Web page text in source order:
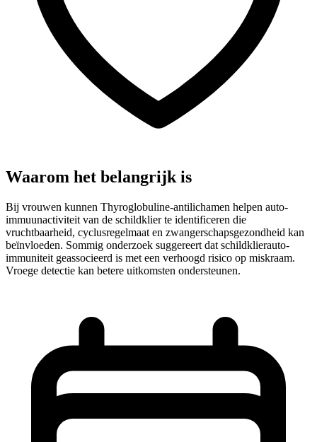
Waarom het belangrijk is
Bij vrouwen kunnen Thyroglobuline-antilichamen helpen auto-
immuunactiviteit van de schildklier te identificeren die
vruchtbaarheid, cyclusregelmaat en zwangerschapsgezondheid kan
beïnvloeden. Sommig onderzoek suggereert dat schildklierauto-
immuniteit geassocieerd is met een verhoogd risico op miskraam.
Vroege detectie kan betere uitkomsten ondersteunen.